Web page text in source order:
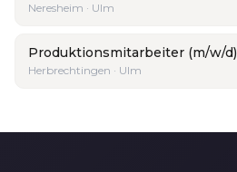
Neresheim · Ulm
Produktionsmitarbeiter (m/w/d)
Herbrechtingen · Ulm